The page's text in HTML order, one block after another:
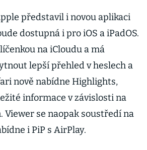
představil i novou aplikaci
dostupná i pro iOS a iPadOS.
na iCloudu a má
lepší přehled v heslech a
nově nabídne Highlights,
informace v závislosti na
Viewer se naopak soustředí na
i PiP s AirPlay.